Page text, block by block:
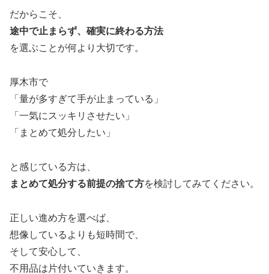
だからこそ、
途中で止まらず、確実に終わる方法
を選ぶことが何より大切です。
厚木市で
「量が多すぎて手が止まっている」
「一気にスッキリさせたい」
「まとめて処分したい」
と感じている方は、
まとめて処分する前提の捨て方を検討してみてください。
正しい進め方を選べば、
想像しているよりも短時間で、
そして安心して、
不用品は片付いていきます。